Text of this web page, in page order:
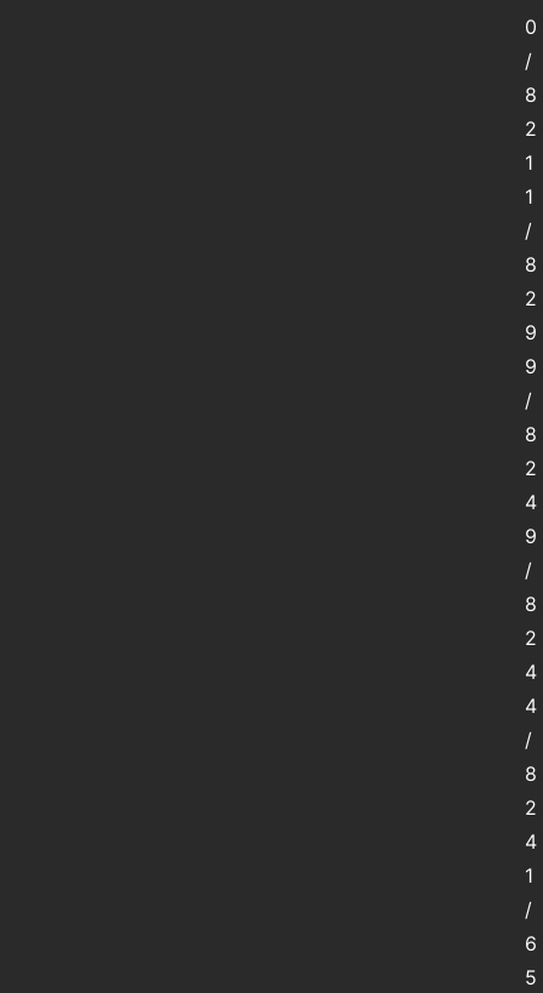
0
/
8
2
1
1
/
8
2
9
9
/
8
2
4
9
/
8
2
4
4
/
8
2
4
1
/
6
5